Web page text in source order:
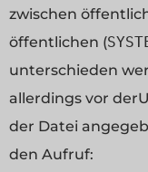
zwischen
öffentlichen (
unterschieden
allerdings vor
der Datei
den Aufruf: